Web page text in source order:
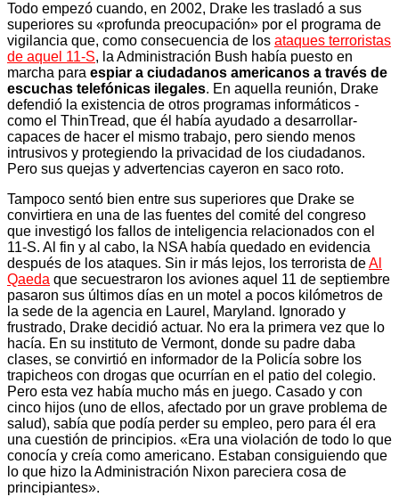
Todo empezó cuando, en 2002, Drake les trasladó a sus
superiores su «profunda preocupación» por el programa de
vigilancia que, como consecuencia de los ataques terroristas
de aquel 11-S, la Administración Bush había puesto en
marcha para espiar a ciudadanos americanos a través de
escuchas telefónicas ilegales. En aquella reunión, Drake
defendió la existencia de otros programas informáticos -
como el ThinTread, que él había ayudado a desarrollar-
capaces de hacer el mismo trabajo, pero siendo menos
intrusivos y protegiendo la privacidad de los ciudadanos.
Pero sus quejas y advertencias cayeron en saco roto.
Tampoco sentó bien entre sus superiores que Drake se
convirtiera en una de las fuentes del comité del congreso
que investigó los fallos de inteligencia relacionados con el
11-S. Al fin y al cabo, la NSA había quedado en evidencia
después de los ataques. Sin ir más lejos, los terrorista deAl
Qaeda que secuestraron los aviones aquel 11 de septiembre
pasaron sus últimos días en un motel a pocos kilómetros de
la sede de la agencia en Laurel, Maryland. Ignorado y
frustrado, Drake decidió actuar. No era la primera vez que lo
hacía. En su instituto de Vermont, donde su padre daba
clases, se convirtió en informador de la Policía sobre los
trapicheos con drogas que ocurrían en el patio del colegio.
Pero esta vez había mucho más en juego. Casado y con
cinco hijos (uno de ellos, afectado por un grave problema de
salud), sabía que podía perder su empleo, pero para él era
una cuestión de principios. «Era una violación de todo lo que
conocía y creía como americano. Estaban consiguiendo que
lo que hizo la Administración Nixon pareciera cosa de
principiantes».